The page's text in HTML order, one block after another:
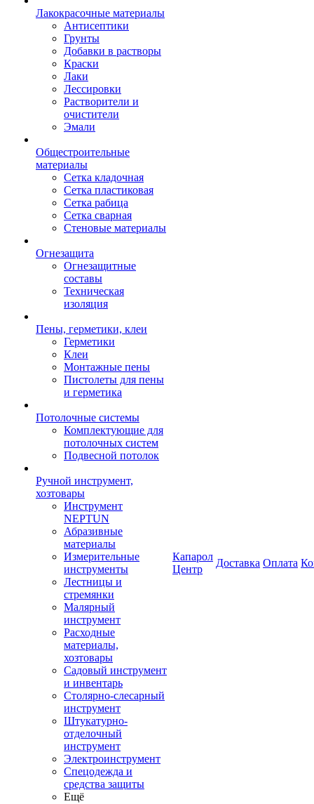
Лакокрасочные материалы
Антисептики
Грунты
Добавки в растворы
Краски
Лаки
Лессировки
Растворители и
очистители
Эмали
Общестроительные
материалы
Сетка кладочная
Сетка пластиковая
Сетка рабица
Сетка сварная
Стеновые материалы
Огнезащита
Огнезащитные
составы
Техническая
изоляция
Пены, герметики, клеи
Герметики
Клеи
Монтажные пены
Пистолеты для пены
и герметика
Потолочные системы
Комплектующие для
потолочных систем
Подвесной потолок
Ручной инструмент,
хозтовары
Инструмент
NEPTUN
Абразивные
материалы
Измерительные
инструменты
Лестницы и
стремянки
Малярный
инструмент
Расходные
материалы,
хозтовары
Садовый инструмент
и инвентарь
Столярно-слесарный
инструмент
Штукатурно-
отделочный
инструмент
Электроинструмент
Спецодежда и
средства защиты
Ещё
Капарол
Центр
Доставка Оплата